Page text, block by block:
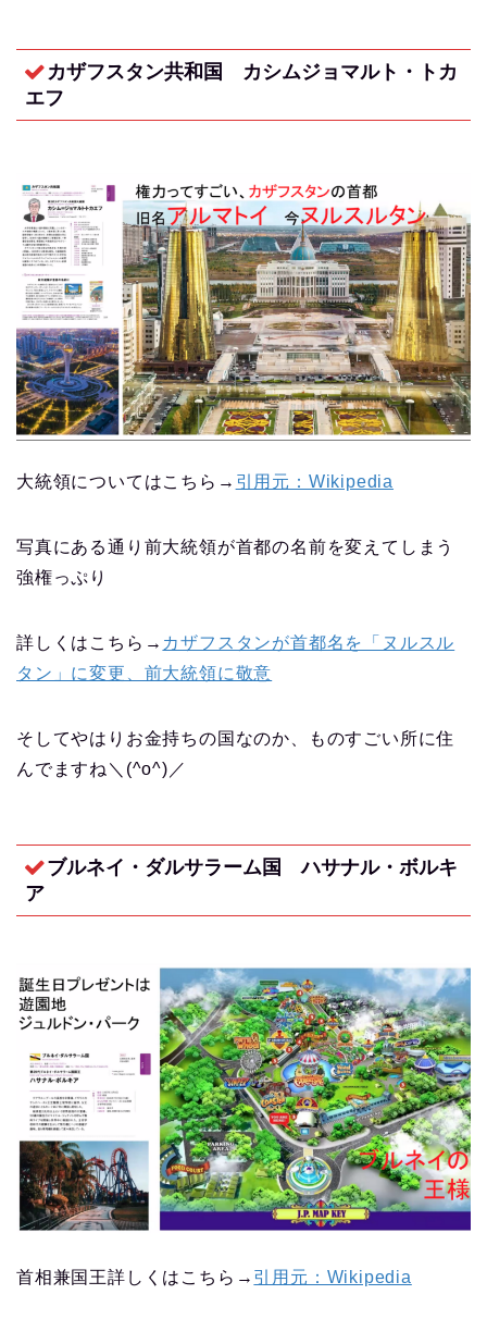
カザフスタン共和国 カシムジョマルト・トカ
エフ
大統領についてはこちら→ 引用元：Wikipedia
写真にある通り前大統領が首都の名前を変えてしまう
強権っぷり
詳しくはこちら→ カザフスタンが首都名を「ヌルスル
タン」に変更、前大統領に敬意
そしてやはりお金持ちの国なのか、ものすごい所に住
んでますね＼(^o^)／
ブルネイ・ダルサラーム国 ハサナル・ボルキ
ア
首相兼国王詳しくはこちら→ 引用元：Wikipedia